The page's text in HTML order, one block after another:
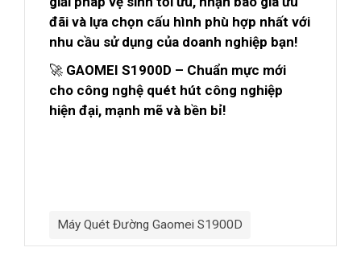
đãi và lựa chọn cấu hình phù hợp nhất với
nhu cầu sử dụng của doanh nghiệp bạn!
🚀 GAOMEI S1900D – Chuẩn mực mới
cho công nghệ quét hút công nghiệp
hiện đại, mạnh mẽ và bền bỉ!
Máy Quét Đường Gaomei S1900D